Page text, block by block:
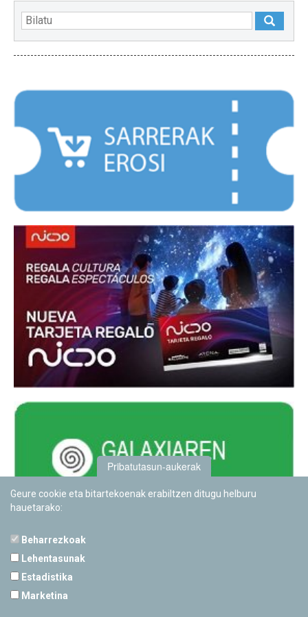
Pribatutasun-aukerak
Geure cookie eta bitartekoenak erabiltzen ditugu helburu
hauetarako:
Beharrezkoak
Lehentasunak
Estadistika
Marketina